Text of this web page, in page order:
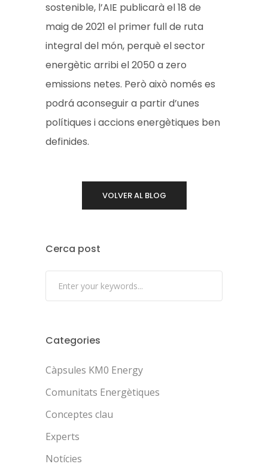
sostenible, l’AIE publicarà el 18 de
maig de 2021 el primer full de ruta
integral del món, perquè el sector
energètic arribi el 2050 a zero
emissions netes. Però això només es
podrá aconseguir a partir d’unes
polítiques i accions energètiques ben
definides.
VOLVER AL BLOG
Cerca post
Categories
Càpsules KM0 Energy
Comunitats Energètiques
Conceptes clau
Experts
Notícies